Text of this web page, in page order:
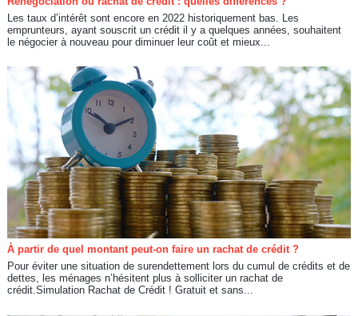
Les taux d’intérêt sont encore en 2022 historiquement bas. Les
emprunteurs, ayant souscrit un crédit il y a quelques années, souhaitent
le négocier à nouveau pour diminuer leur coût et mieux...
À partir de quel montant peut-on faire un rachat de crédit ?
Pour éviter une situation de surendettement lors du cumul de crédits et de
dettes, les ménages n’hésitent plus à solliciter un rachat de
crédit.Simulation Rachat de Crédit ! Gratuit et sans...